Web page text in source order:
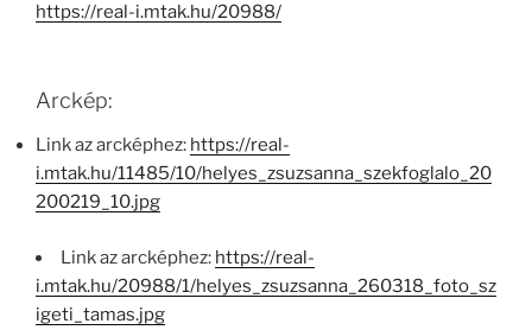
https://real-i.mtak.hu/20988/
Arckép:
Link az arcképhez: https://real-
i.mtak.hu/11485/10/helyes_zsuzsanna_szekfoglalo_20
200219_10.jpg
Link az arcképhez: https://real-
i.mtak.hu/20988/1/helyes_zsuzsanna_260318_foto_sz
igeti_tamas.jpg